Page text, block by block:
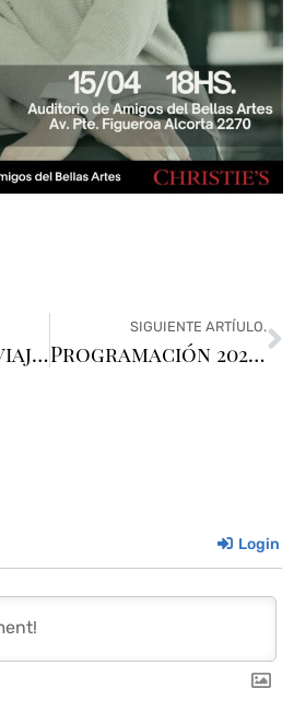
Volvieron los viajes: nos vamos a España
SIGUIENTE ARTÍULO.
Programación 2026 en Movie
Login